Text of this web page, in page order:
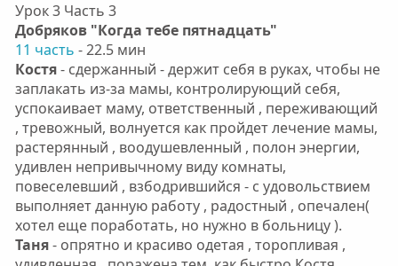
Урок 3 Часть 3
Добряков "Когда тебе пятнадцать"
11 часть - 22.5 мин
Костя- сдержанный - держит себя в руках, чтобы не
заплакать из-за мамы, контролирующий себя,
успокаивает маму, ответственный , переживающий
, тревожный, волнуется как пройдет лечение мамы,
растерянный , воодушевленный , полон энергии,
удивлен непривычному виду комнаты,
повеселевший , взбодрившийся - с удовольствием
выполняет данную работу , радостный , опечален(
хотел еще поработать, но нужно в больницу ).
Таня- опрятно и красиво одетая , торопливая ,